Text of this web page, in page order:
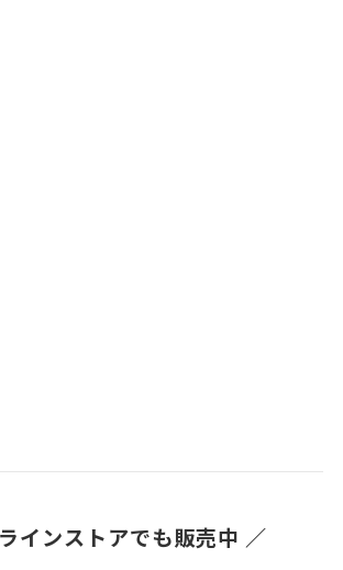
インストアでも販売中 ／